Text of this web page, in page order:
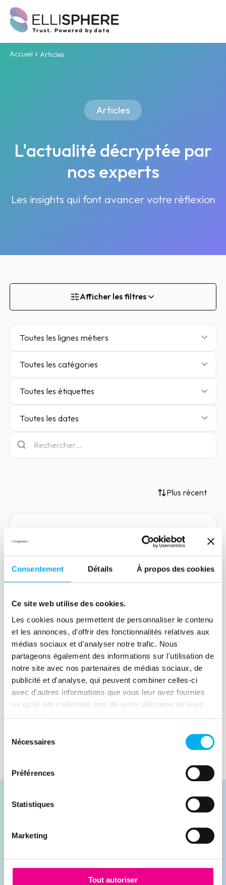
Consentement Détails À propos des cookies
Ce site web utilise des cookies.
Les cookies nous permettent de personnaliser le contenu
et les annonces, d'offrir des fonctionnalités relatives aux
médias sociaux et d'analyser notre trafic. Nous
partageons également des informations sur l'utilisation de
notre site avec nos partenaires de médias sociaux, de
publicité et d'analyse, qui peuvent combiner celles-ci
avec d'autres informations que vous leur avez fournies
ou qu'ils ont collectées lors de votre utilisation de leurs
Nécessaires
Préférences
Statistiques
Marketing
Tout autoriser
Accueil Articles
Articles
L'actualité décryptée par
nos experts
Les insights qui font avancer votre réflexion
Afficher les filtres
Toutes les lignes métiers
Toutes les catégories
Toutes les étiquettes
Toutes les dates
Plus récent
La fraude aux Paiements Push
Autorisés (APP) : un
19 juin 2024 Risk management
La fraude aux paiements push autorisés
(APP), également connue sous le nom
de fraude aux virements bancaires
autorisés, est une escroquerie de plus en
plus répandue qui pose des défis majeurs
aux particuliers et aux entreprises.
Lire la suite
Demander une démonstration